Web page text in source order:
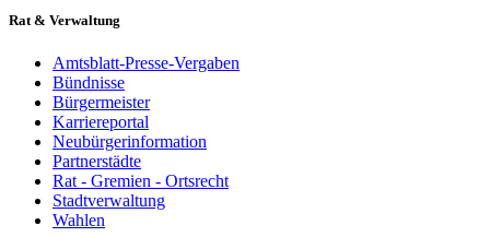
Rat & Verwaltung
Amtsblatt-Presse-Vergaben
Bündnisse
Bürgermeister
Karriereportal
Neubürgerinformation
Partnerstädte
Rat - Gremien - Ortsrecht
Stadtverwaltung
Wahlen